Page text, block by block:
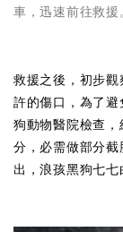
車，迅速前往救援。
救援之後，初步
許的傷口，為了
狗動物醫院檢查
分，必需做部分
出，浪孩黑狗七